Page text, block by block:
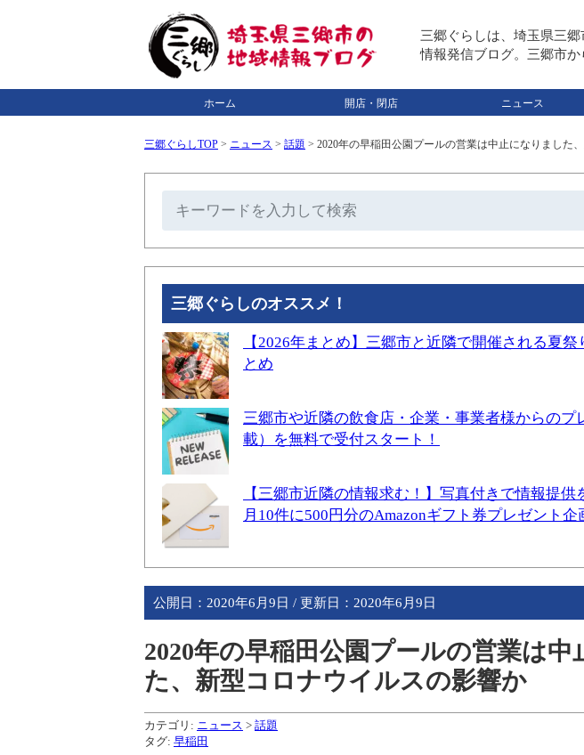
三郷ぐらしは、埼玉県三
情報発信ブログ。三郷市か
ホーム 開店・閉店 ニュース
三郷ぐらしTOP > ニュース > 話題 > 2020年の早稲田公園プールの営業は中止になりました
三郷ぐらしのオススメ！
【2026年まとめ】三郷市と近隣で開催される夏
とめ
三郷市や近隣の飲食店・企業・事業者様からのプ
載）を無料で受付スタート！
【三郷市近隣の情報求む！】写真付きで情報提
月10件に500円分のAmazonギフト券プレゼント企
公開日： 2020年6月9日 / 更新日： 2020年6月9日
2020年の早稲田公園プールの営業は中
た、新型コロナウイルスの影響か
カテゴリ: ニュース > 話題
タグ: 早稲田